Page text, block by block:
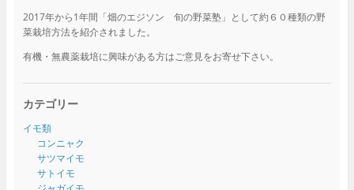
2017年から1年間「畑のエジソン 旬の野菜塾」として約６０種類の野
菜栽培方法を紹介されました。
有機・無農薬栽培に興味がある方はご意見をお寄せ下さい。
カテゴリー
イモ類
コンニャク
サツマイモ
サトイモ